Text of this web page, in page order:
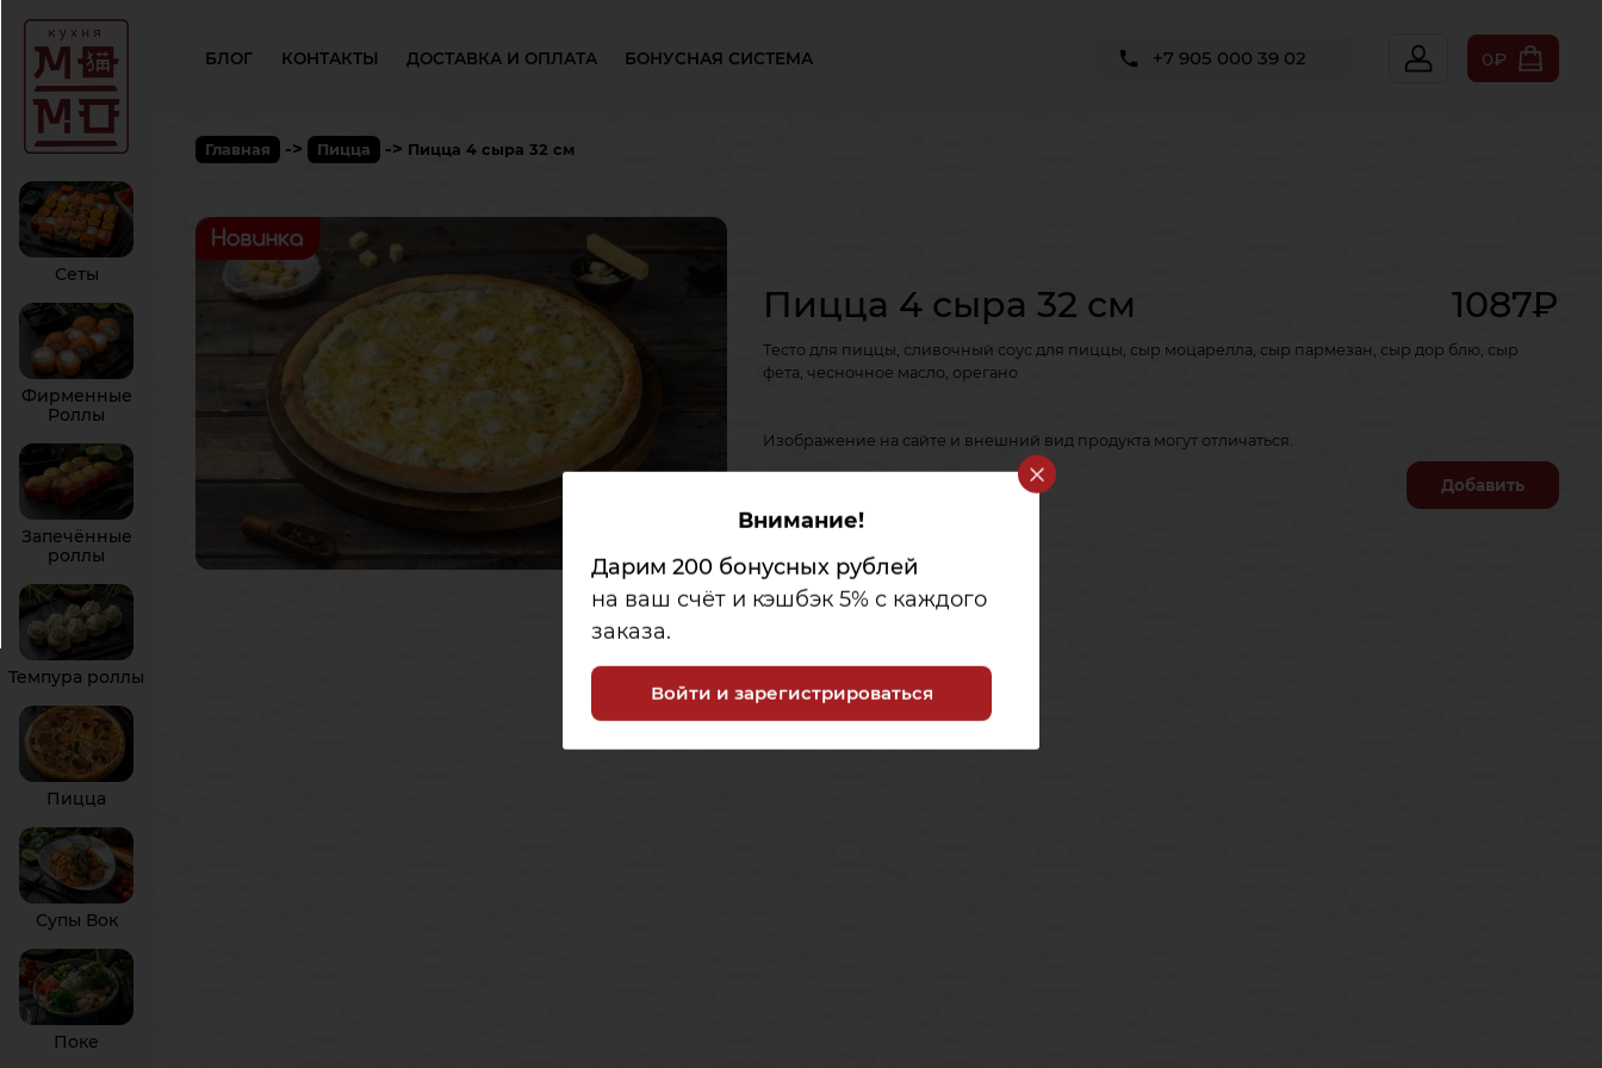
Сеты
Фирменные
Роллы
Запечённые
роллы
Темпура роллы
Пицца
Супы Вок
Поке
БЛОГ КОНТАКТЫ ДОСТАВКА И ОПЛАТА БОНУСНАЯ СИСТЕМА +7 905 000 39 02 0₽
Главная -> Пицца -> Пицца 4 сыра 32 см
Пицца 4 сыра 32 см 1087₽
Тесто для пиццы, сливочный соус для пиццы, сыр моцарелла, сыр пармезан, сыр дор блю, сыр
фета, чесночное масло, орегано
Изображение на сайте и внешний вид продукта могут отличаться.
Добавить
Внимание!
Дарим 200 бонусных рублей
на ваш счёт и кэшбэк 5% с каждого
заказа.
Войти и зарегистрироваться